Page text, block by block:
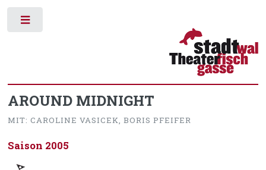
AROUND MIDNIGHT
MIT: CAROLINE VASICEK, BORIS PFEIFER
Saison 2005